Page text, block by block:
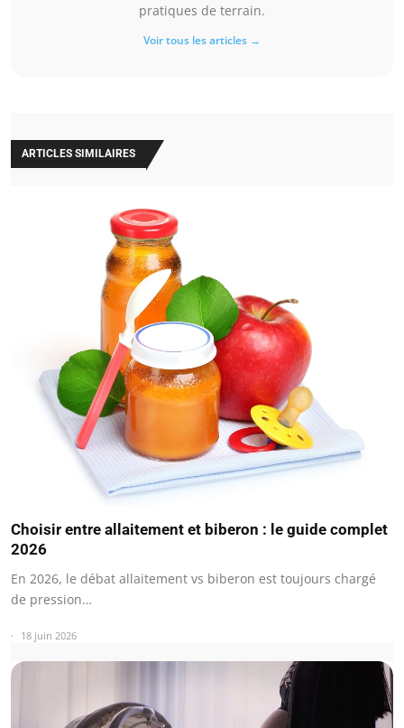
pratiques de terrain.
Voir tous les articles →
ARTICLES SIMILAIRES
Choisir entre allaitement et biberon : le guide complet
2026
En 2026, le débat allaitement vs biberon est toujours chargé
de pression…
18 juin 2026